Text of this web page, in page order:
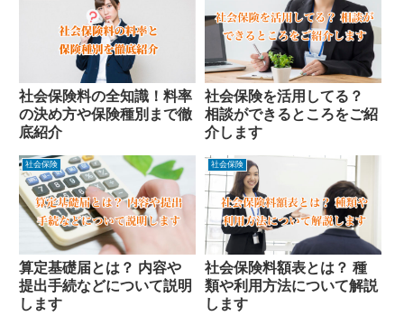
社会保険料の全知識！料率
の決め方や保険種別まで徹
底紹介
社会保険を活用してる？
相談ができるところをご紹
介します
社会保険
算定基礎届とは？ 内容や
提出手続などについて説明
します
社会保険
社会保険料額表とは？ 種
類や利用方法について解説
します